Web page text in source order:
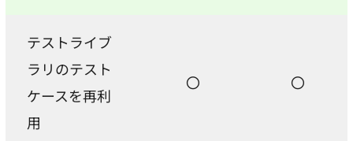
テストライブ
ラリのテスト
ケースを再利
用
〇 〇